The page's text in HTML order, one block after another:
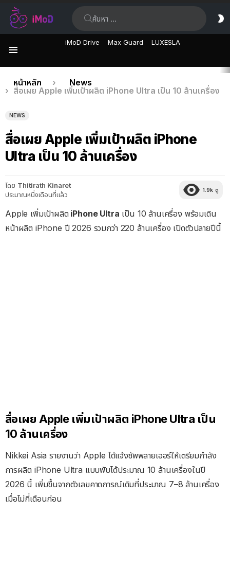
iMoD Drive Max Guard LUXESLA
เรื่อง
ล่าสุด
คุณอยู่ที่นี่:
หน้าหลัก
News
สื่อเผย Apple เพิ่มเป้าผลิต iPhone Ultra เป็น 10 ล้านเครื่อง
NEWS
สื่อเผย Apple เพิ่มเป้าผลิต iPhone
Ultra เป็น 10 ล้านเครื่อง
โดย Thitirath Kinaret
ประมาณหนึ่งเดือนที่แล้ว
1.9k ดู
Apple เพิ่มเป้าผลิต iPhone Ultra เป็น 10 ล้านเครื่อง พร้อมเดิน
หน้าผลิต iPhone ปี 2026 รวมกว่า 220 ล้านเครื่อง เปิดตัวปลายปีนี้
สื่อเผย Apple เพิ่มเป้าผลิต iPhone Ultra เป็น
10 ล้านเครื่อง
Nikkei Asia รายงานว่า Apple ได้แจ้งซัพพลายเออร์ให้เตรียมกำลัง
การผลิต iPhone Ultra แบบพับได้ประมาณ 10 ล้านเครื่องในปี
2026 นี้ เพิ่มขึ้นจากตัวเลขคาดการณ์เดิมที่ประมาณ 7–8 ล้านเครื่อง
เมื่อไม่กี่เดือนก่อน